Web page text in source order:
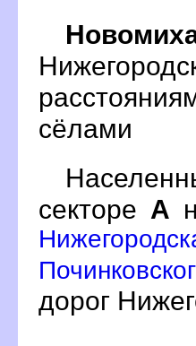
сёлами
секторе А
дорог